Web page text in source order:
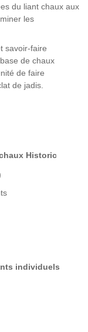
du liant chaux aux
les
savoir-faire
de chaux
de faire
de jadis.
Historic
individuels